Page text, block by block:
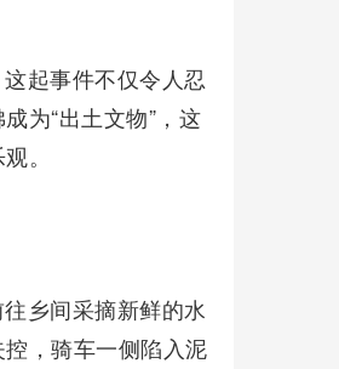
起事件不仅令人忍
为“出土文物”，这
。
乡间采摘新鲜的水
，骑车一侧陷入泥